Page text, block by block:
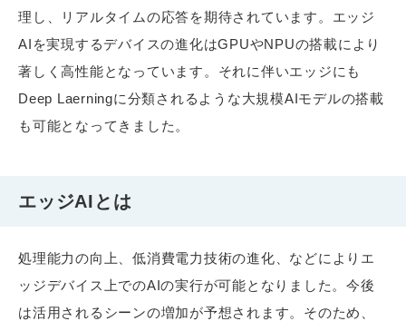
理し、リアルタイムの応答を期待されています。エッジ
AIを実現するデバイスの進化はGPUやNPUの搭載により
著しく高性能となっています。それに伴いエッジにも
Deep Laerningに分類されるような大規模AIモデルの搭載
も可能となってきました。
エッジAIとは
処理能力の向上、低消費電力技術の進化、などによりエ
ッジデバイス上でのAIの実行が可能となりました。今後
は活用されるシーンの増加が予想されます。そのため、